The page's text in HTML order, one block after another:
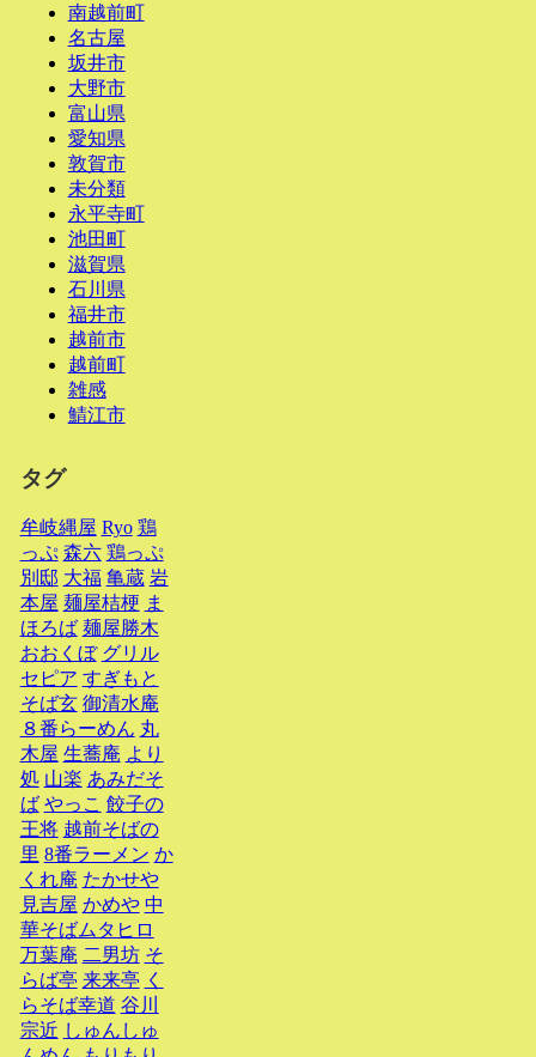
南越前町
名古屋
坂井市
大野市
富山県
愛知県
敦賀市
未分類
永平寺町
池田町
滋賀県
石川県
福井市
越前市
越前町
雑感
鯖江市
タグ
牟岐縄屋 Ryo 鶏
っぷ 森六 鶏っぷ
別邸 大福 亀蔵 岩
本屋 麺屋桔梗 ま
ほろば 麺屋勝木
おおくぼ グリル
セピア すぎもと
そば玄 御清水庵
８番らーめん 丸
木屋 生蕎庵 より
処 山楽 あみだそ
ば やっこ 餃子の
王将 越前そばの
里 8番ラーメン か
くれ庵 たかせや
見吉屋 かめや 中
華そばムタヒロ
万葉庵 二男坊 そ
らば亭 来来亭 く
らそば幸道 谷川
宗近 しゅんしゅ